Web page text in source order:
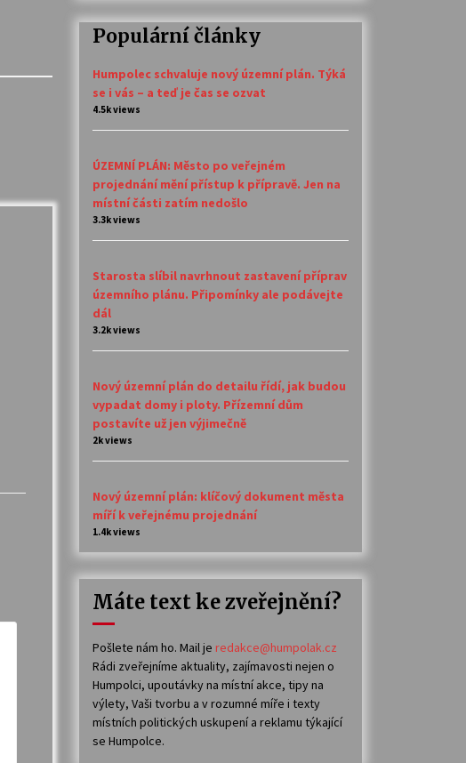
Populární články
Humpolec schvaluje nový územní plán. Týká
se i vás – a teď je čas se ozvat
4.5k views
ÚZEMNÍ PLÁN: Město po veřejném
projednání mění přístup k přípravě. Jen na
místní části zatím nedošlo
3.3k views
Starosta slíbil navrhnout zastavení příprav
územního plánu. Připomínky ale podávejte
dál
3.2k views
Nový územní plán do detailu řídí, jak budou
vypadat domy i ploty. Přízemní dům
postavíte už jen výjimečně
2k views
Nový územní plán: klíčový dokument města
míří k veřejnému projednání
1.4k views
Máte text ke zveřejnění?
Pošlete nám ho. Mail je redakce@humpolak.cz
Rádi zveřejníme aktuality, zajímavosti nejen o
Humpolci, upoutávky na místní akce, tipy na
výlety, Vaši tvorbu a v rozumné míře i texty
místních politických uskupení a reklamu týkající
se Humpolce.